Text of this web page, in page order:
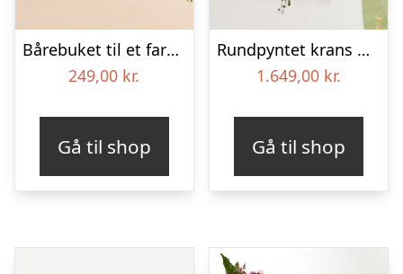
Bårebuket til et farverigt minde
249,00 kr.
Gå til shop
Rundpyntet krans med bånd – Et farverigt farvel
1.649,00 kr.
Gå til shop